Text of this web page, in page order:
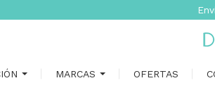
MARCAS OFERTAS